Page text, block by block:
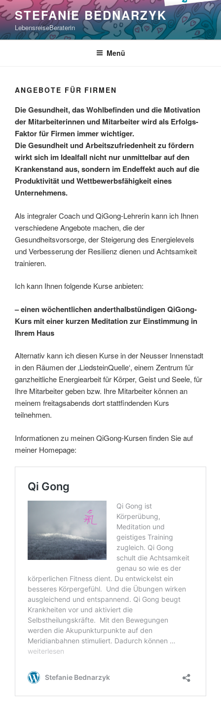
Zum
Inhalt
springen
STEFANIE BEDNARZYK
LebensreiseBeraterin
Menü
ANGEBOTE FÜR FIRMEN
Die Gesundheit, das Wohlbefinden und die Motivation
der Mitarbeiterinnen und Mitarbeiter wird als Erfolgs-
Faktor für Firmen immer wichtiger.
Die Gesundheit und Arbeitszufriedenheit zu fördern
wirkt sich im Idealfall nicht nur unmittelbar auf den
Krankenstand aus, sondern im Endeffekt auch auf die
Produktivität und Wettbewerbsfähigkeit eines
Unternehmens.
Als integraler Coach und QiGong-Lehrerin kann ich Ihnen
verschiedene Angebote machen, die der
Gesundheitsvorsorge, der Steigerung des Energielevels
und Verbesserung der Resilienz dienen und Achtsamkeit
trainieren.
Ich kann Ihnen folgende Kurse anbieten:
– einen wöchentlichen anderthalbstündigen QiGong-
Kurs mit einer kurzen Meditation zur Einstimmung in
Ihrem Haus
Alternativ kann ich diesen Kurse in der Neusser Innenstadt
in den Räumen der ‚LiedsteinQuelle‘, einem Zentrum für
ganzheitliche Energiearbeit für Körper, Geist und Seele, für
Ihre Mitarbeiter geben bzw. Ihre Mitarbeiter können an
meinem freitagsabends dort stattfindenden Kurs
teilnehmen.
Informationen zu meinen QiGong-Kursen finden Sie auf
meiner Homepage: